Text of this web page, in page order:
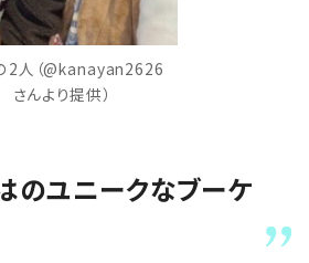
2人（@kanayan2626
さんより提供）
のユニークなブーケ